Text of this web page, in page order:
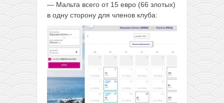
— Мальта всего от 15 евро (66 злотых)
в одну сторону для членов клуба: